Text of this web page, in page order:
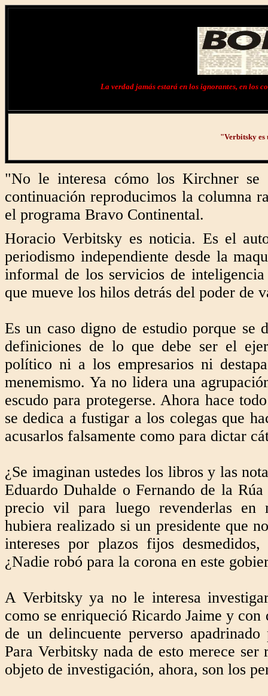
La verdad jamás estará en los ignorantes, en los
"Verbitsky es
"No le interesa cómo los Kirchner
continuación reproducimos la columna
el programa Bravo Continental.
Horacio Verbitsky es noticia. Es el
periodismo independiente desde la
informal de los servicios de
que mueve los hilos detrás del poder de
Es un caso digno de estudio porque
definiciones de lo que debe ser el
político ni a los empresarios ni
menemismo. Ya no lidera una
escudo para protegerse. Ahora hace
se dedica a fustigar a los colegas que
acusarlos falsamente como para dictar
¿Se imaginan ustedes los libros y las
Eduardo Duhalde o Fernando de la
precio vil para luego revenderlas en
hubiera realizado si un presidente que
intereses por plazos fijos
¿Nadie robó para la corona en este
A Verbitsky ya no le interesa
como se enriqueció Ricardo Jaime y
de un delincuente perverso
Para Verbitsky nada de esto merece
objeto de investigación, ahora, son los